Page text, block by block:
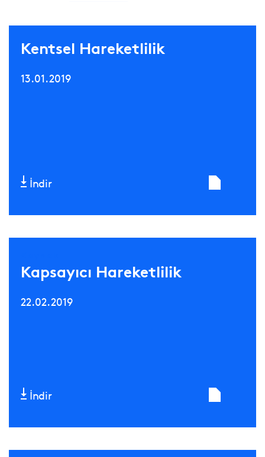
Kentsel Hareketlilik
13.01.2019
İndir
Kapsayıcı Hareketlilik
22.02.2019
İndir